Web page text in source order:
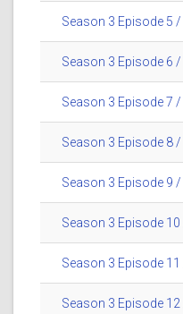
Season 3 Episode 5
Season 3 Episode 6
Season 3 Episode 7
Season 3 Episode 8
Season 3 Episode 9
Season 3 Episode
Season 3 Episode
Season 3 Episode